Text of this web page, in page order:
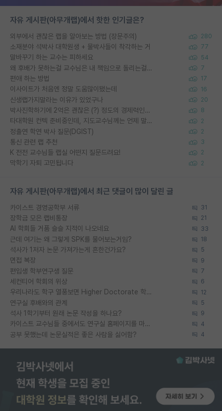
자유 게시판(아무개랩)에서 핫한 인기글은?
외부에서 괜찮은 랩을 알아보는 방법 (장문주의) 280
소재분야 석박사 대학원생 + 물박사들이 착각하는 거 77
말바꾸기 하는 교수는 피하세요 54
왜 후배가 못하는걸 교수님은 내 책임으로 돌리는걸까요? 7
편애 하는 방법 17
이사이트가 처음엔 정말 도움많이됐는데 16
신생랩가지말라는 이유가 있었구나 20
박사진학하기에 2억은 괜찮은 (?) 정도의 경제력인가요 8
타대학원 컨텍 준비중인데, 지도교수님께는 언제 말씀드려야 할까요? 2
정출연 학연 박사 질문(DGIST) 2
통신 관련 랩 추천 3
K 전전 교수님들 랩실 어떤지 질문드려요! 2
막학기 자퇴 고민됩니다 2
자유 게시판(아무개랩)에서 최근 댓글이 많이 달린 글
카이스트 경영공학부 서류 31
장학금 모은 랩비통장 21
AI 학회들 거품 슬슬 지적이 나오네요 33
근데 여기는 왜 그렇게 SPK를 물어보는거임? 18
석사가 1저자 논문 가져가는게 흔한건가요? 5
면접 복장 9
편입생 학부연구생 질문 7
세컨티어 학회의 위상 6
우리나라도 학구 열풍보면 Higher Doctorate 학위가 필요하다고 봅니다. 12
연구실 후배와의 관계 5
석사 1학기부터 원래 논문 작성을 하나요? 9
카이스트 교수님들 중에서도 연구실 홈페이지를 마련 안 하신 분들이 계시던데 4
공부 못했는데 논문실적은 좋은 사람을 싫어함? 4